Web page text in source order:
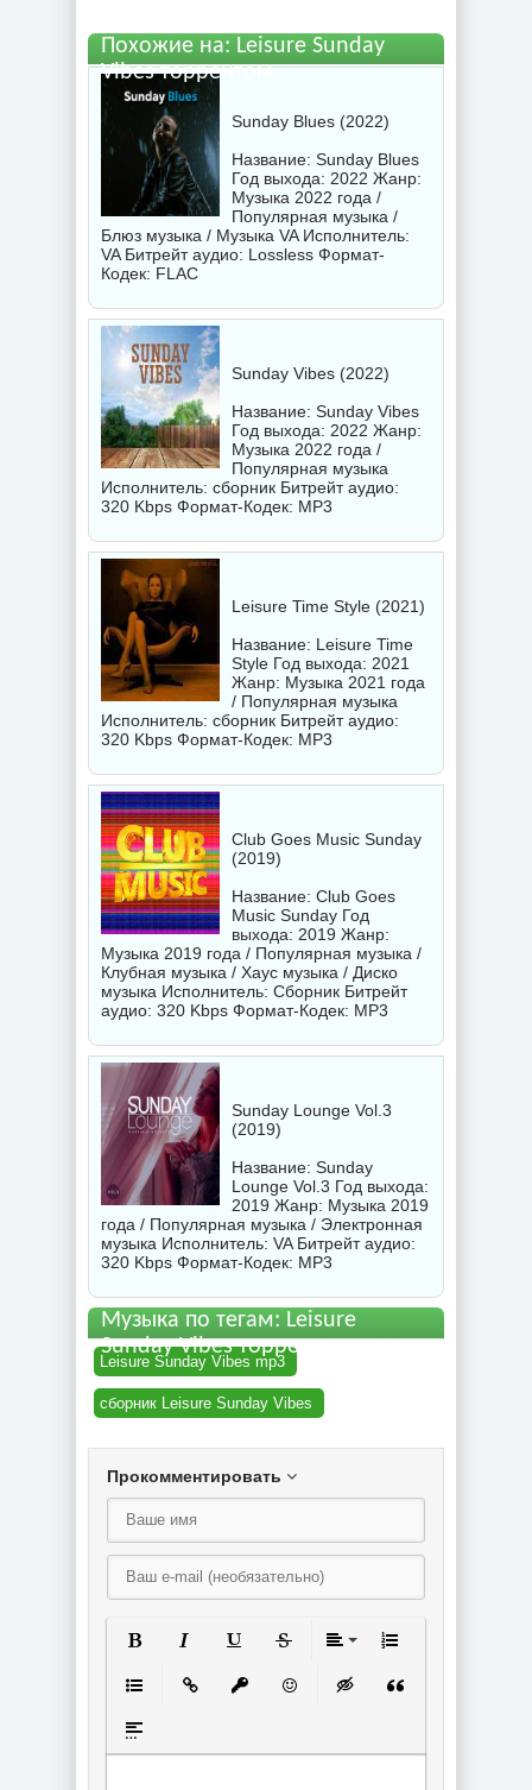
Похожие на: Leisure Sunday
Vibes торрентом
Sunday Blues (2022)
Название: Sunday Blues
Год выхода: 2022 Жанр:
Музыка 2022 года /
Популярная музыка /
Блюз музыка / Музыка VA Исполнитель:
VAБитрейт аудио: Lossless Формат-
Кодек: FLAC
Sunday Vibes (2022)
Название: Sunday Vibes
Год выхода: 2022 Жанр:
Музыка 2022 года /
Популярная музыка
Исполнитель: сборник Битрейт аудио:
320 Kbps Формат-Кодек: MP3
Leisure Time Style (2021)
Название: Leisure Time
Style Год выхода: 2021
Жанр: Музыка 2021 года
/ Популярная музыка
Исполнитель: сборник Битрейт аудио:
320 Kbps Формат-Кодек: MP3
Club Goes Music Sunday
(2019)
Название: Club Goes
Music Sunday Год
выхода: 2019 Жанр:
Музыка 2019 года / Популярная музыка /
Клубная музыка / Хаус музыка / Диско
музыка Исполнитель: Сборник Битрейт
аудио: 320 Kbps Формат-Кодек: MP3
Sunday Lounge Vol.3
(2019)
Название: Sunday
Lounge Vol.3 Год выхода:
2019 Жанр: Музыка 2019
года / Популярная музыка / Электронная
музыка Исполнитель: VAБитрейт аудио:
320 Kbps Формат-Кодек: MP3
Музыка по тегам: Leisure
Sunday Vibes торрент
Leisure Sunday Vibes mp3
сборник Leisure Sunday Vibes
Прокомментировать
Вставка спойлера